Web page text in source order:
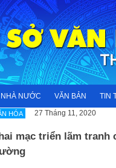
NƯỚC VĂN BẢN TIN
HÓA 27 Tháng 11, 2020
mạc triển lãm tranh